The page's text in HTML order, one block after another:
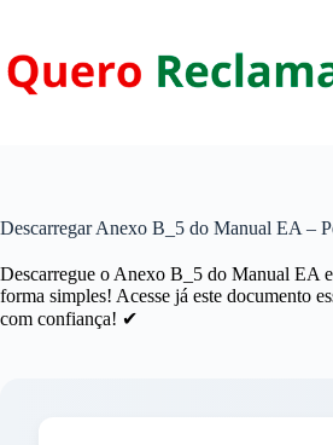
conteúdo
Descarregar Anexo B_5 do Manual EA –
Descarregue o Anexo B_5 do Manual EA
forma simples! Acesse já este documento
com confiança! ✔